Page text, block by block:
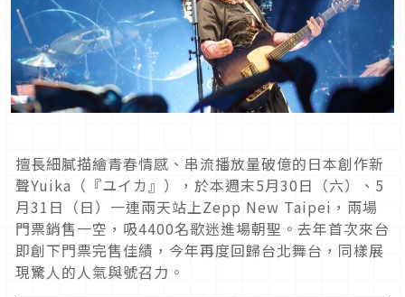
擅長細膩描繪青春情感、串流播放量破億的日本創作新
聲Yuika（『ユイカ』），於本週末5月30日（六）、5
月31日（日）一連兩天站上Zepp New Taipei，兩場
門票銷售一空，吸4400名歌迷進場朝聖。去年首次來台
即創下門票完售佳績，今年再度回歸台北舞台，同樣展
現驚人的人氣與號召力。